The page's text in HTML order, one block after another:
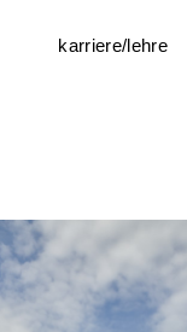
karriere/lehre